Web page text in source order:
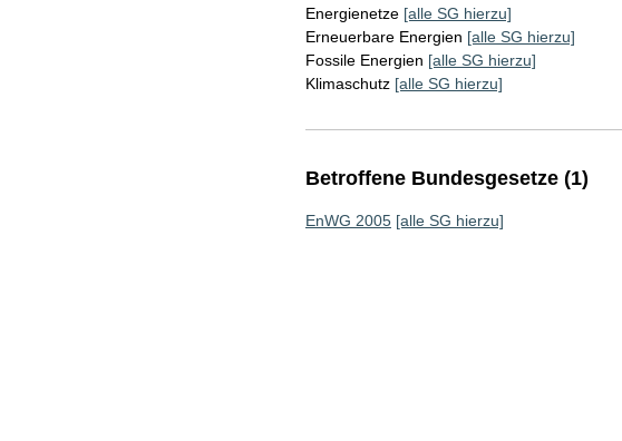
Energienetze [alle SG hierzu]
Erneuerbare Energien [alle SG hierzu]
Fossile Energien [alle SG hierzu]
Klimaschutz [alle SG hierzu]
Betroffene Bundesgesetze (1)
EnWG 2005 [alle SG hierzu]